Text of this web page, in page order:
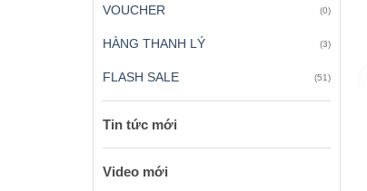
VOUCHER (0)
HÀNG THANH LÝ (3)
FLASH SALE (51)
Tin tức mới
Video mới